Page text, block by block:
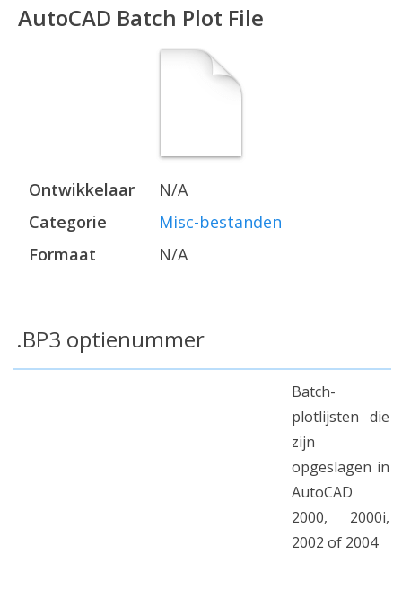
AutoCAD Batch Plot File
Ontwikkelaar
N/A
Categorie
Misc-bestanden
Formaat
N/A
.BP3 optienummer
Batch-
plotlijsten die
zijn
opgeslagen in
AutoCAD
2000, 2000i,
2002 of 2004